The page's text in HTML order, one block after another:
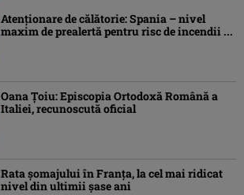
Atenţionare de călătorie: Spania – nivel
maxim de prealertă pentru risc de incendii ...
Oana Ţoiu: Episcopia Ortodoxă Română a
Italiei, recunoscută oficial
Rata şomajului în Franța, la cel mai ridicat
nivel din ultimii şase ani